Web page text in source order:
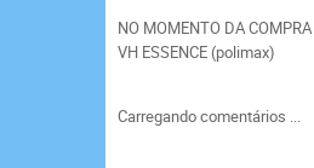
NO MOMENTO DA
VH ESSENCE (polimax)
Carregando comentários ...